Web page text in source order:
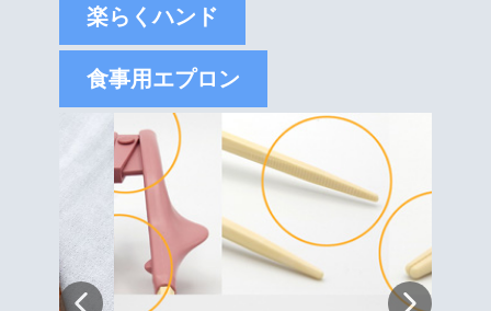
楽らくハンド
食事用エプロン